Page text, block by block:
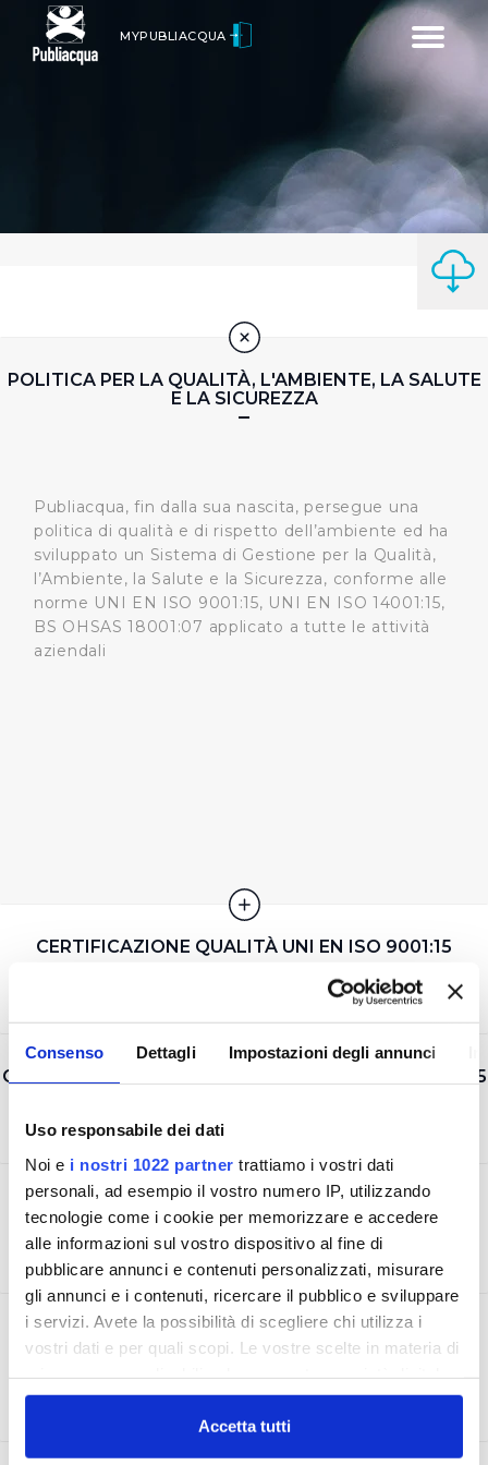
Consenso Dettagli Impostazioni degli annunci
Uso responsabile dei dati
Noi e i nostri 1022 partner trattiamo i vostri dati
personali, ad esempio il vostro numero IP, utilizzando
tecnologie come i cookie per memorizzare e accedere
alle informazioni sul vostro dispositivo al fine di
pubblicare annunci e contenuti personalizzati, misurare
gli annunci e i contenuti, ricercare il pubblico e sviluppare
i servizi. Avete la possibilità di scegliere chi utilizza i
vostri dati e per quali scopi. Le vostre scelte in materia di
in cui avete effettuato le vostre scelte. È possibile
modificare o revocare il proprio consenso in qualsiasi
momento dalla Dichiarazione sui cookie o facendo clic
Accetta tutti
Toggle
MYPUBLIACQUA
POLITICA PER LA QUALITÀ, L'AMBIENTE, LA SALUTE
E LA SICUREZZA
Publiacqua, fin dalla sua nascita, persegue una
politica di qualità e di rispetto dell’ambiente ed ha
sviluppato un Sistema di Gestione per la Qualità,
l’Ambiente, la Salute e la Sicurezza, conforme alle
norme UNI EN ISO 9001:15, UNI EN ISO 14001:15,
BS OHSAS 18001:07 applicato a tutte le attività
aziendali
CERTIFICAZIONE QUALITÀ UNI EN ISO 9001:15
CERTIFICAZIONE AMBIENTALE UNI EN ISO 14001:2015
CERTIFICAZIONE SICUREZZA UNI ISO 45001:2018
ACCREDITAMENTO LABORATORIO UNI CEI EN
ISO/IEC 17025